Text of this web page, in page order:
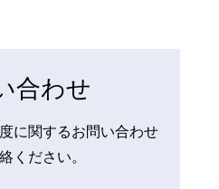
合わせ
に関するお問い合わせ
ください。